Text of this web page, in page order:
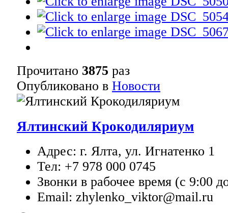
Прочитано 3875 раз
Опубликовано в Новости
Ялтинский Крокодиляриум
Адрес: г. Ялта, ул. Игнатенко 1
Тел: +7 978 000 0745
Звонки в рабочее время (с 9:00
Email: zhylenko_viktor@mail.ru